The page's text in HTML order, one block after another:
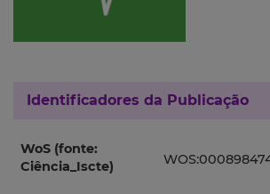
Identificadores da Publicação
WoS (fonte:
Ciência_Iscte)